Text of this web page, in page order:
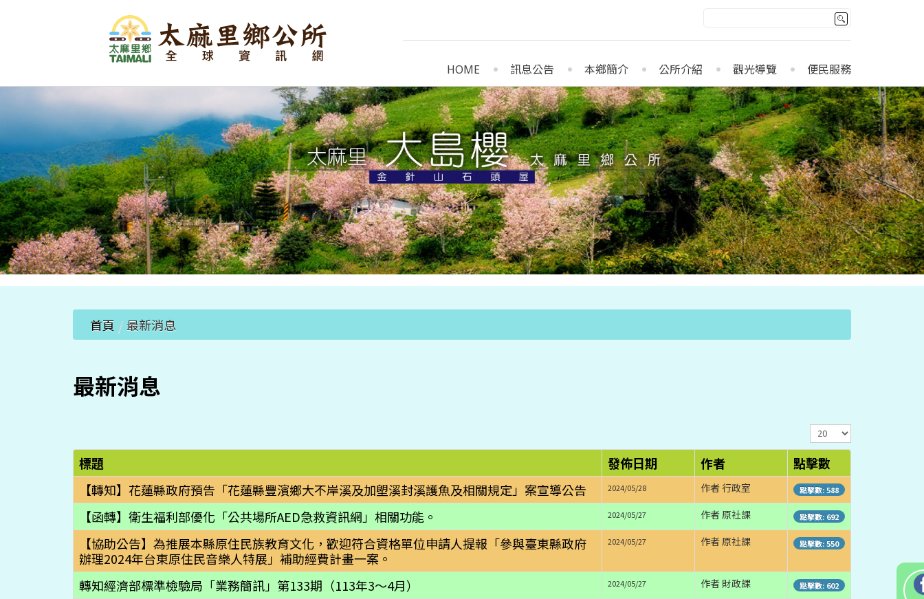
HOME 訊息公告 本鄉簡介 公所介紹 觀光導覽 便民服務
首頁 / 最新消息
最新消息
顯
示
數
目
標題 發佈日期 作者
點擊數
【轉知】花蓮縣政府預告「花蓮縣豐濱鄉大不岸溪及加塱溪封溪護魚及相關規定」案宣導公告
2024/05/28 作者 行政室 點擊數: 588
【函轉】衛生福利部優化「公共場所AED急救資訊網」相關功能。 2024/05/27 作者 原社課 點擊數: 692
【協助公告】為推展本縣原住民族教育文化，歡迎符合資格單位申請人提報「參與臺東縣政府
辦理2024年台東原住民音樂人特展」補助經費計畫一案。
2024/05/27 作者 原社課 點擊數: 550
轉知經濟部標準檢驗局「業務簡訊」第133期（113年3～4月） 2024/05/27 作者 財政課 點擊數: 602